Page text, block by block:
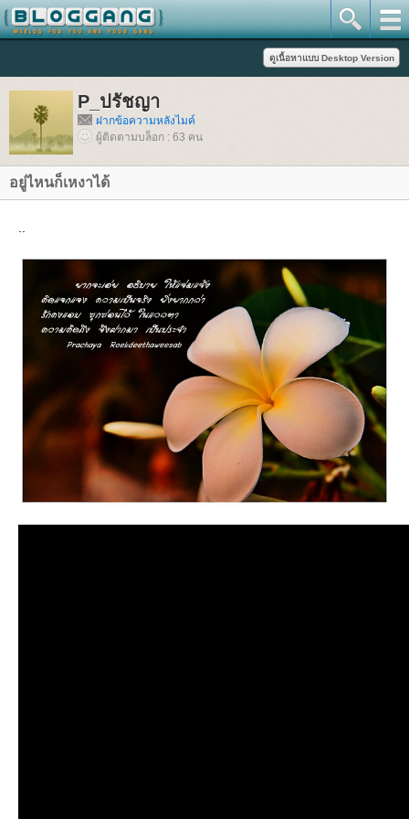
P_ปรัชญา
ฝากข้อความหลังไมค์
ผู้ติดตามบล็อก : 63 คน
อยู่ไหนก็เหงาได้